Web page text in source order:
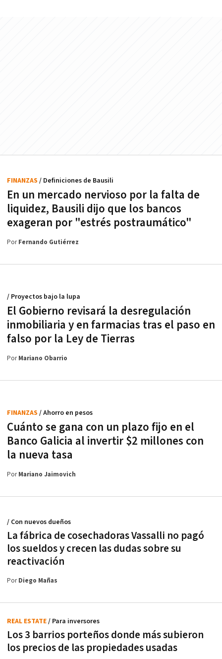
En un mercado nervioso por la falta de
liquidez, Bausili dijo que los bancos
exageran por "estrés postraumático"
FINANZAS / Definiciones de Bausili
PorFernando Gutiérrez
El Gobierno revisará la desregulación
inmobiliaria y en farmacias tras el paso en
falso por la Ley de Tierras
/ Proyectos bajo la lupa
PorMariano Obarrio
Cuánto se gana con un plazo fijo en el
Banco Galicia al invertir $2 millones con
la nueva tasa
FINANZAS / Ahorro en pesos
PorMariano Jaimovich
La fábrica de cosechadoras Vassalli no pagó
los sueldos y crecen las dudas sobre su
reactivación
/ Con nuevos dueños
PorDiego Mañas
Los 3 barrios porteños donde más subieron
los precios de las propiedades usadas
REAL ESTATE/ Para inversores